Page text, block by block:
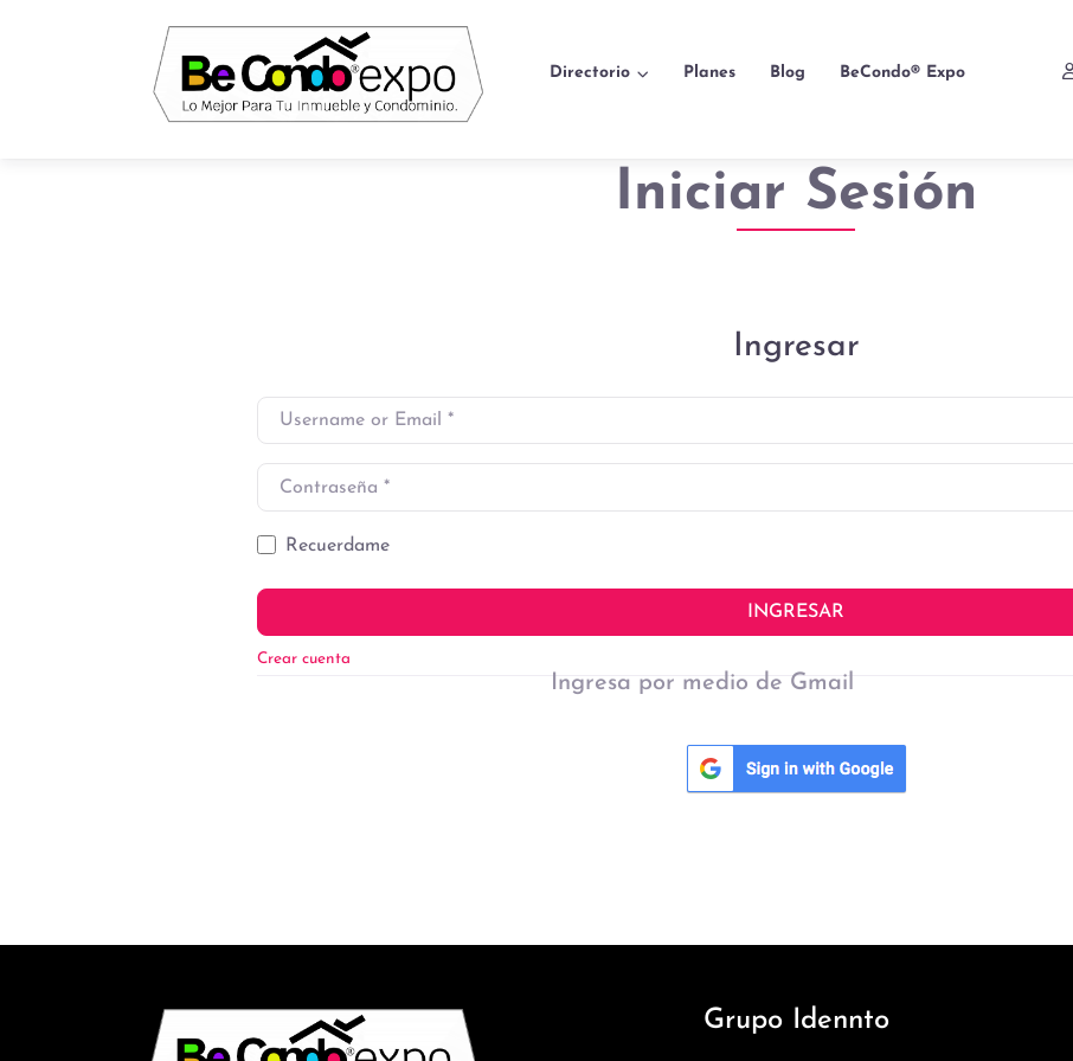
Directorio Planes Blog BeCondo® Expo
Iniciar Sesión
Ingresar
Username or Email
Contraseña*
Recuerdame
INGRESAR
Crear cuenta
Ingresa por medio de Gmail
Grupo Idennto